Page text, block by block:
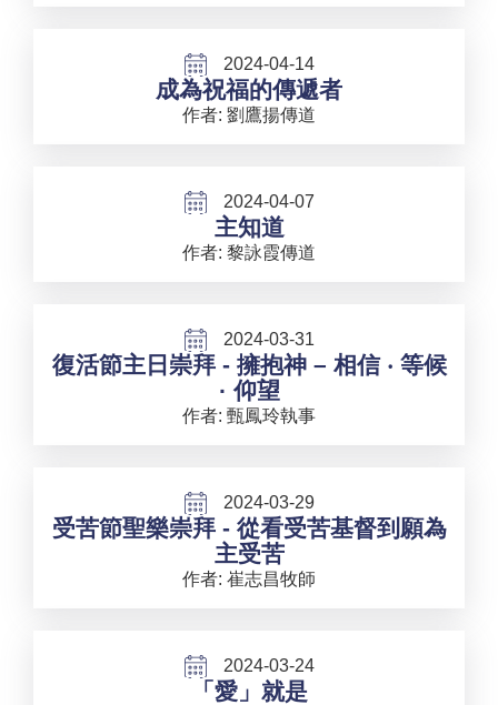
2024-04-14
成為祝福的傳遞者
作者: 劉鷹揚傳道
2024-04-07
主知道
作者: 黎詠霞傳道
2024-03-31
復活節主日崇拜 - 擁抱神 – 相信 ‧ 等候
· 仰望
作者: 甄鳳玲執事
2024-03-29
受苦節聖樂崇拜 - 從看受苦基督到願為
主受苦
作者: 崔志昌牧師
2024-03-24
「愛」就是